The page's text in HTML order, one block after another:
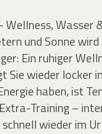
Wellness, Wasser
und Sonne
Ein ruhiger
Sie wieder locker
haben, ist
Training –
wieder im